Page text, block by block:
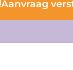
Aanvraag